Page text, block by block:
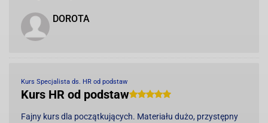
DOROTA
Kurs Specjalista ds. HR od podstaw
Kurs HR od podstaw
Fajny kurs dla początkujących. Materiału dużo, przystępny